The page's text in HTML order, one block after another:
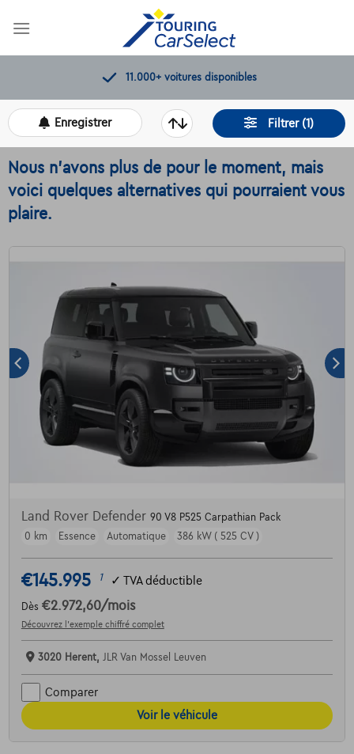
11.000+voitures disponibles
Filtrer (1)
Enregistrer
Nous n'avons plus de pour le moment, mais
voici quelques alternatives qui pourraient vous
plaire.
Land Rover Defender 90 V8 P525 Carpathian Pack
0 km
Essence Automatique 386 kW ( 525 CV )
€145.995 1 ✓ TVA déductible
Dès €2.972,60/mois
Découvrez l’exemple chiffré complet
3020 Herent, JLR Van Mossel Leuven
Comparer
Voir le véhicule